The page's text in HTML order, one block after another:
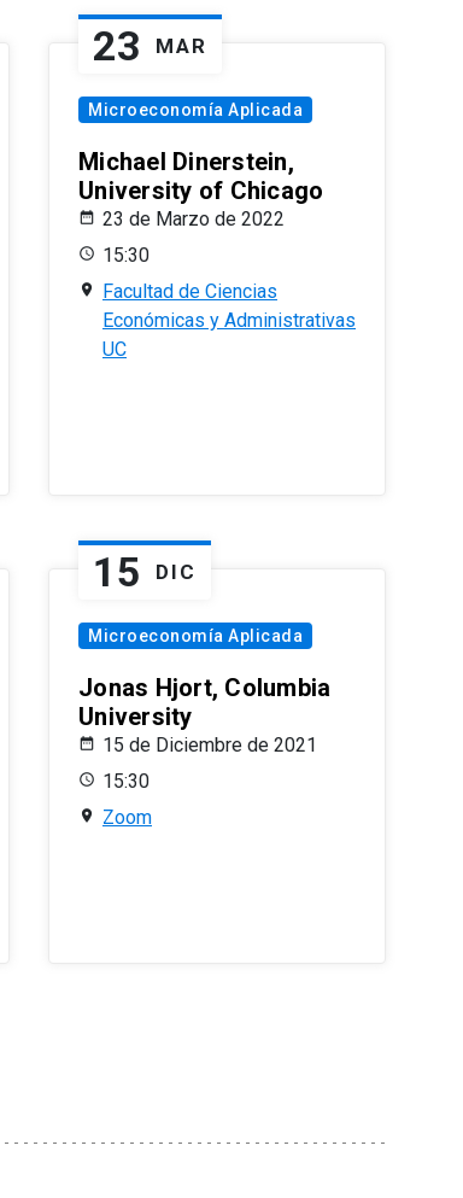
23 MAR
Microeconomía Aplicada
Michael Dinerstein,
University of Chicago
23 de Marzo de 2022
15:30
Facultad de Ciencias
Económicas y Administrativas
UC
15 DIC
Microeconomía Aplicada
Jonas Hjort, Columbia
University
15 de Diciembre de 2021
15:30
Zoom